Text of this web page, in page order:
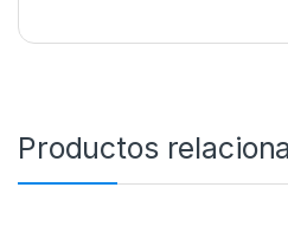
Productos